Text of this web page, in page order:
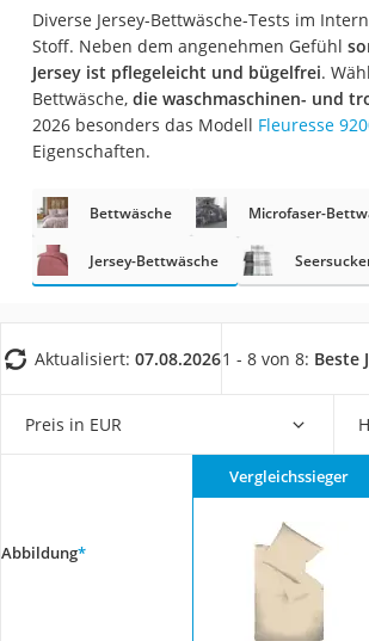
Diverse Jersey-Bettwäsche-Tests im
Stoff. Neben dem angenehmen Gefühl
Jersey ist pflegeleicht und bügelfrei.
Bettwäsche, die waschmaschinen- und
2026 besonders das Modell Fleuresse
Eigenschaften.
Bettwäsche Microfaser-
Jersey-Bettwäsche
Aktualisiert: 07.08.20261 - 8 von 8: Beste
Preis in EUR
Abbildung*
Vergleichssieger